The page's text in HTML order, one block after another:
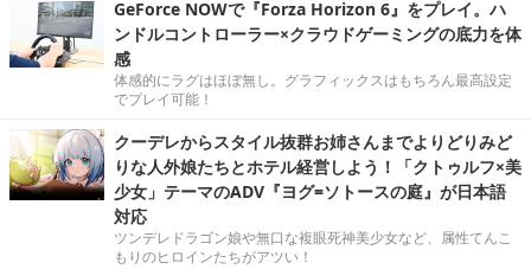
GeForce NOWで『Forza Horizon 6』をプレイ。ハ
ンドルコントローラー×クラウドゲーミングの底力を体
感
体感的にラグはほぼ無し。グラフィックスはもちろん最高設定
でプレイ可能！
クーデレからスタイル抜群お姉さんまでよりどりみど
りな人外娘たちとホテル経営しよう！「クトゥルフ×美
少女」テーマのADV『ヨグ=ソトースの庭』が日本語
対応
ツンデレドラゴン娘や無口な複眼死神美少女など、属性てんこ
もりのヒロインたちがアツい！